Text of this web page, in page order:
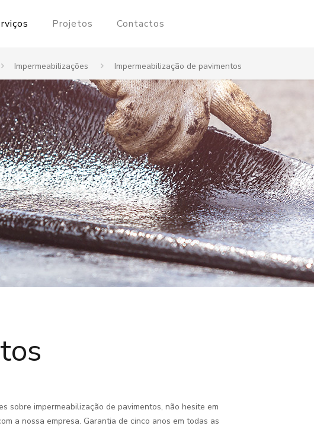
Projetos Contactos
Impermeabilizações Impermeabilização de pavimentos
sobre impermeabilização de pavimentos, não hesite em
a nossa empresa. Garantia de cinco anos em todas as